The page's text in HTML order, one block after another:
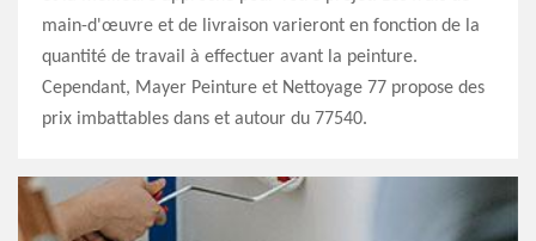
main-d'œuvre et de livraison varieront en fonction de la
quantité de travail à effectuer avant la peinture.
Cependant, Mayer Peinture et Nettoyage 77 propose des
prix imbattables dans et autour du 77540.